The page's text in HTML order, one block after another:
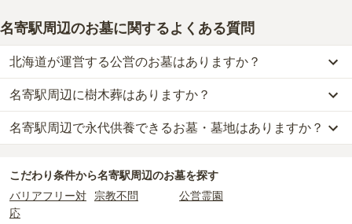
名寄駅周辺のお墓に関するよくある質問
北海道が運営する公営のお墓はありますか？
名寄駅周辺には、北海道が運営する公営の霊園が
名寄市営 緑丘霊園と名寄市営 となみが丘霊園がそれにあたりま
す。
れているケースがほとんどです。
主な条件として、遺骨がすでにある、該当の市区町村に一定年数以
上住んでいるなどが挙げられます。
名寄駅周辺に樹木葬はありますか？
名寄駅周辺には、樹木葬の掲載がありません。
自然葬をお考えの場合は、海洋散骨もご検討ください。
名寄駅周辺で永代供養できるお墓・墓地はありますか？
永代供養をお考えの場合は、海洋散骨もご検討ください。
こだわり条件から名寄駅周辺のお墓を探す
バリアフリー対
応
宗教不問 公営霊園